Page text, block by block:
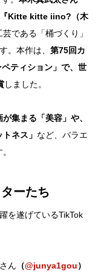
『Kitte kitte iino?（木
である「桶づくり」
。本作は、 第75回カ
ティション」で、世
しました。
集まる「美容」や、
ネス」 など、バラエ
ーたち
を遂げているTikTok
さん （@junya1gou）